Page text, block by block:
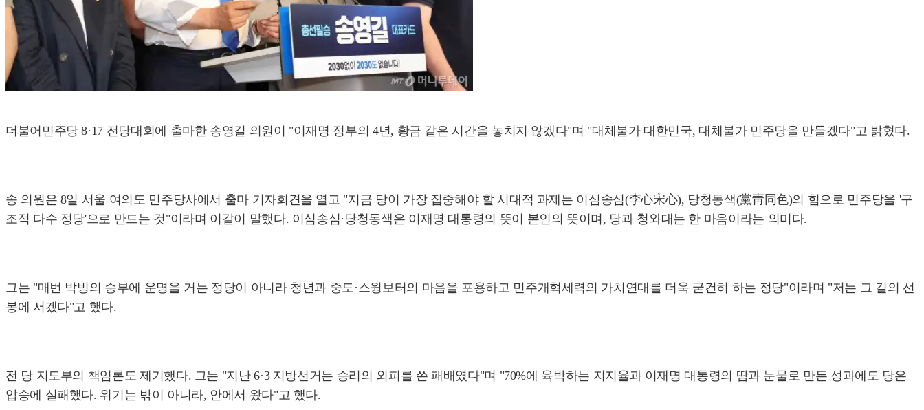
더불어민주당 8·17 전당대회에 출마한 송영길 의원이 "이재명 정부의 4년, 황금 같은 시간을 놓치지 않겠다"며 "대체불가 대한민국, 대체불가 민주당을 만들겠다"고 밝혔다.
송 의원은 8일 서울 여의도 민주당사에서 출마 기자회견을 열고 "지금 당이 가장 집중해야 할 시대적 과제는 이심송심(李心宋心), 당청동색(黨靑同色)의 힘으로 민주당을 '구
조적 다수 정당'으로 만드는 것"이라며 이같이 말했다. 이심송심·당청동색은 이재명 대통령의 뜻이 본인의 뜻이며, 당과 청와대는 한 마음이라는 의미다.
그는 "매번 박빙의 승부에 운명을 거는 정당이 아니라 청년과 중도·스윙보터의 마음을 포용하고 민주개혁세력의 가치연대를 더욱 굳건히 하는 정당"이라며 "저는 그 길의 선
봉에 서겠다"고 했다.
전 당 지도부의 책임론도 제기했다. 그는 "지난 6·3 지방선거는 승리의 외피를 쓴 패배였다"며 "70%에 육박하는 지지율과 이재명 대통령의 땀과 눈물로 만든 성과에도 당은
압승에 실패했다. 위기는 밖이 아니라, 안에서 왔다"고 했다.